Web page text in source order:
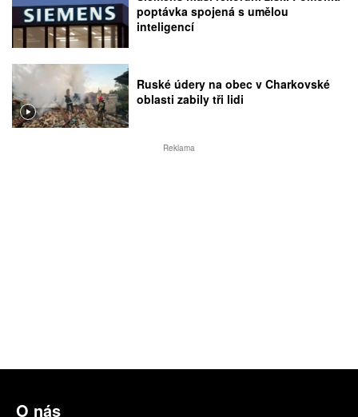
poptávka spojená s umělou
inteligencí
Ruské údery na obec v Charkovské
oblasti zabily tři lidi
Reklama
O nás